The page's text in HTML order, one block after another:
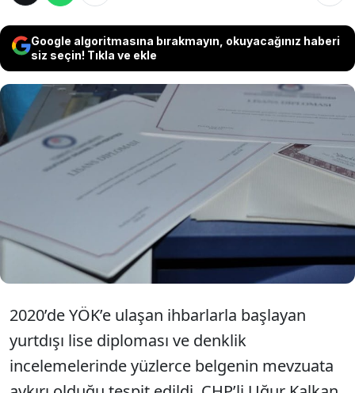
Google algoritmasına bırakmayın, okuyacağınız haberi
siz seçin! Tıkla ve ekle
CHP’li Uğur Kalkan, 2020’de YÖK’e ulaşan
ihbarlarla başlayan ve 450 öğrenciyi kapsayan
denklik sürecine ilişkin dikkat çeken iddiaları
gündeme getirdi. Danıştay İdari Dava Daireleri
Kurulu’nun 2024’te verdiği karar ise, yurtdışı lise
diploması ve denklik işlemlerinde yapılan iptalleri
kesinleştirdi.
2020’de YÖK’e ulaşan ihbarlarla başlayan
yurtdışı lise diploması ve denklik
incelemelerinde yüzlerce belgenin mevzuata